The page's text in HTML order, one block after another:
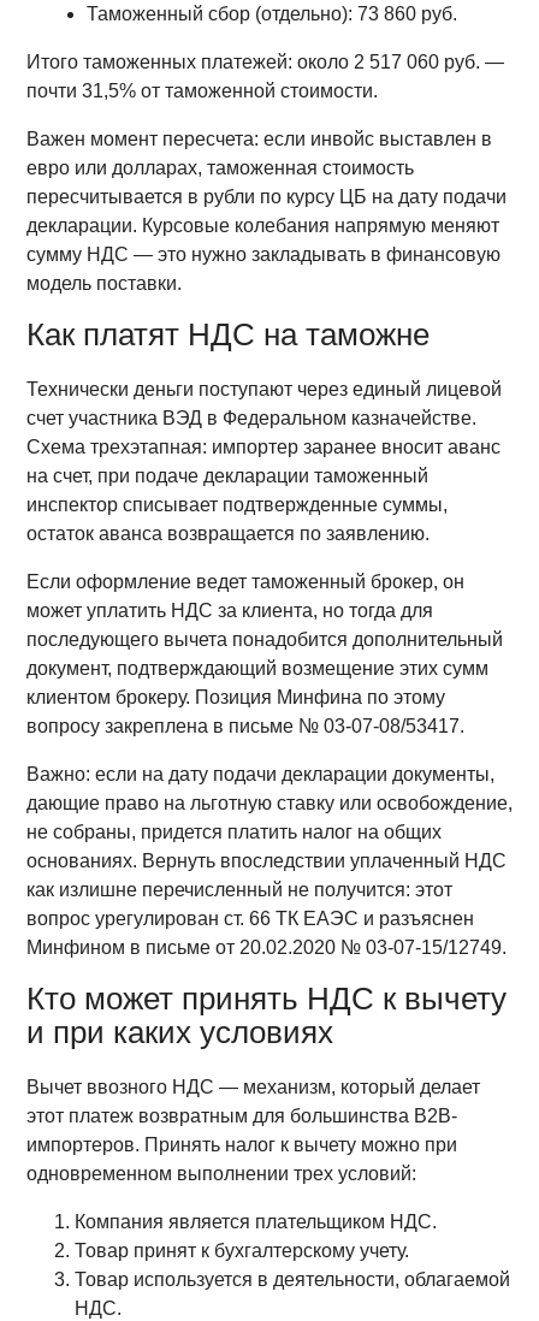
Таможенный сбор (отдельно): 73 860 руб.
Итого таможенных платежей: около 2 517 060 руб. —
почти 31,5% от таможенной стоимости.
Важен момент пересчета: если инвойс выставлен в
евро или долларах, таможенная стоимость
пересчитывается в рубли по курсу ЦБ на дату подачи
декларации. Курсовые колебания напрямую меняют
сумму НДС — это нужно закладывать в финансовую
модель поставки.
Как платят НДС на таможне
Технически деньги поступают через единый лицевой
счет участника ВЭД в Федеральном казначействе.
Схема трехэтапная: импортер заранее вносит аванс
на счет, при подаче декларации таможенный
инспектор списывает подтвержденные суммы,
остаток аванса возвращается по заявлению.
Если оформление ведет таможенный брокер, он
может уплатить НДС за клиента, но тогда для
последующего вычета понадобится дополнительный
документ, подтверждающий возмещение этих сумм
клиентом брокеру. Позиция Минфина по этому
вопросу закреплена в письме № 03-07-08/53417.
Важно: если на дату подачи декларации документы,
дающие право на льготную ставку или освобождение,
не собраны, придется платить налог на общих
основаниях. Вернуть впоследствии уплаченный НДС
как излишне перечисленный не получится: этот
вопрос урегулирован ст. 66 ТК ЕАЭС и разъяснен
Минфином в письме от 20.02.2020 № 03-07-15/12749.
Кто может принять НДС к вычету
и при каких условиях
Вычет ввозного НДС — механизм, который делает
этот платеж возвратным для большинства B2B-
импортеров. Принять налог к вычету можно при
одновременном выполнении трех условий:
Компания является плательщиком НДС.
Товар принят к бухгалтерскому учету.
Товар используется в деятельности, облагаемой
НДС.